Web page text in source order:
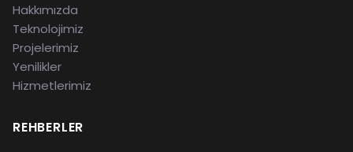
Hakkımızda
Teknolojimiz
Projelerimiz
Yenilikler
Hizmetlerimiz
REHBERLER